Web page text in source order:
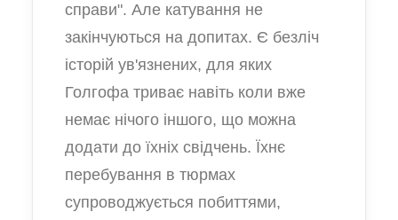
справи". Але катування не
закінчуються на допитах. Є безліч
історій ув'язнених, для яких
Голгофа триває навіть коли вже
немає нічого іншого, що можна
додати до їхніх свідчень. Їхнє
перебування в тюрмах
супроводжується побиттями,